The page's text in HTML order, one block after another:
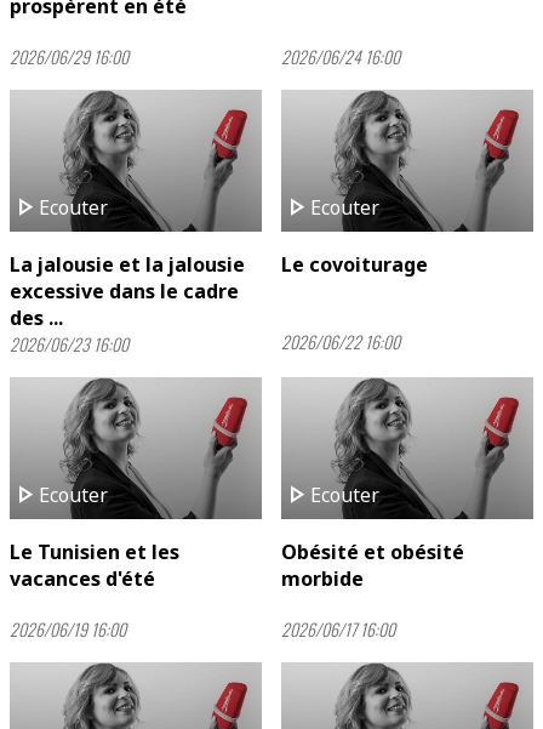
prospèrent en été
2026/06/29 16:00 2026/06/24 16:00
play_arrow Ecouter
La jalousie et la jalousie
excessive dans le cadre
des ...
2026/06/23 16:00
play_arrow Ecouter
Le covoiturage
2026/06/22 16:00
play_arrow Ecouter
Le Tunisien et les
vacances d'été
2026/06/19 16:00
play_arrow Ecouter
Obésité et obésité
morbide
2026/06/17 16:00